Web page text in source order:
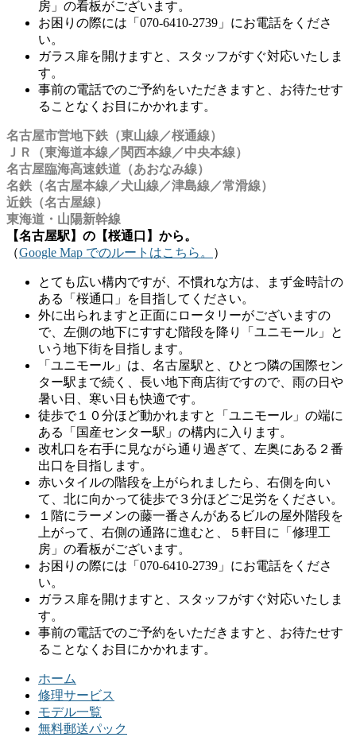
房」の看板がございます。
お困りの際には「070-6410-2739」にお電話をくださ
い。
ガラス扉を開けますと、スタッフがすぐ対応いたしま
す。
事前の電話でのご予約をいただきますと、お待たせす
ることなくお目にかかれます。
名古屋市営地下鉄（東山線／桜通線）
ＪＲ（東海道本線／関西本線／中央本線）
名古屋臨海高速鉄道（あおなみ線）
名鉄（名古屋本線／犬山線／津島線／常滑線）
近鉄（名古屋線）
東海道・山陽新幹線
【名古屋駅】の【桜通口】から。
（Google Map でのルートはこちら。 ）
とても広い構内ですが、不慣れな方は、まず金時計の
ある「桜通口」を目指してください。
外に出られますと正面にロータリーがございますの
で、左側の地下にすすむ階段を降り「ユニモール」と
いう地下街を目指します。
「ユニモール」は、名古屋駅と、ひとつ隣の国際セン
ター駅まで続く、長い地下商店街ですので、雨の日や
暑い日、寒い日も快適です。
徒歩で１０分ほど動かれますと「ユニモール」の端に
ある「国産センター駅」の構内に入ります。
改札口を右手に見ながら通り過ぎて、左奥にある２番
出口を目指します。
赤いタイルの階段を上がられましたら、右側を向い
て、北に向かって徒歩で３分ほどご足労をください。
１階にラーメンの藤一番さんがあるビルの屋外階段を
上がって、右側の通路に進むと、５軒目に「修理工
房」の看板がございます。
お困りの際には「070-6410-2739」にお電話をくださ
い。
ガラス扉を開けますと、スタッフがすぐ対応いたしま
す。
事前の電話でのご予約をいただきますと、お待たせす
ることなくお目にかかれます。
ホーム
修理サービス
モデル一覧
無料郵送パック